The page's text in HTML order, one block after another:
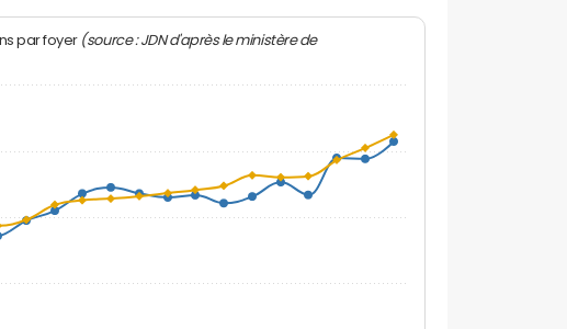
par foyer (source : JDN d'après le ministère de